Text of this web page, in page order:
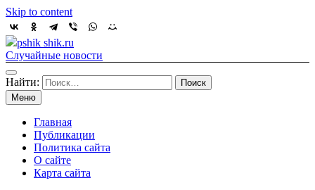
Skip to content
pshik shik.ru
Случайные новости
Найти:
Меню
Главная
Публикации
Политика сайта
О сайте
Карта сайта